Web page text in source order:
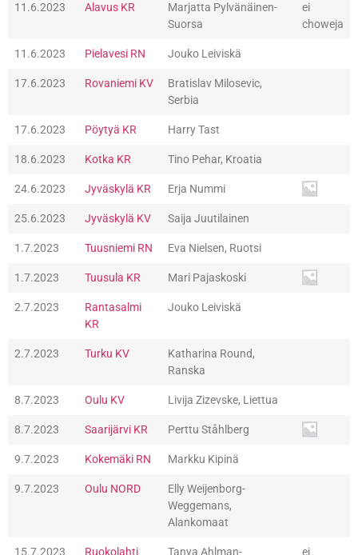
11.6.2023 Alavus KR
Marjatta Pylvänäinen-
Suorsa
ei
choweja
11.6.2023 Pielavesi RN Jouko Leiviskä
17.6.2023 Rovaniemi KV
Bratislav Milosevic,
Serbia
17.6.2023 Pöytyä KR Harry Tast
18.6.2023 Kotka KR Tino Pehar, Kroatia
24.6.2023 Jyväskylä KR Erja Nummi
25.6.2023 Jyväskylä KV Saija Juutilainen
1.7.2023 Tuusniemi RN Eva Nielsen, Ruotsi
1.7.2023 Tuusula KR Mari Pajaskoski
2.7.2023
Rantasalmi
KR
Jouko Leiviskä
2.7.2023 Turku KV
Katharina Round,
Ranska
8.7.2023 Oulu KV Livija Zizevske, Liettua
8.7.2023 Saarijärvi KR Perttu Ståhlberg
9.7.2023 Kokemäki RN Markku Kipinä
9.7.2023 Oulu NORD
Elly Weijenborg-
Weggemans,
Alankomaat